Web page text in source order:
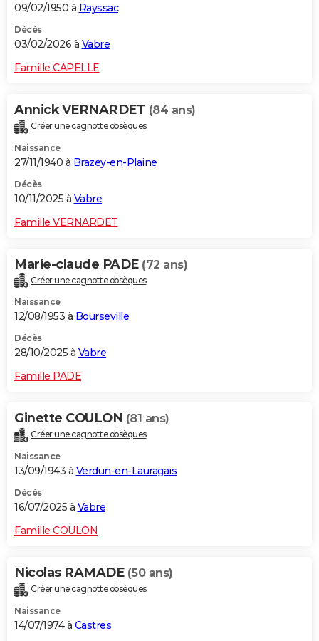
09/02/1950 à Rayssac
Décès
03/02/2026 à Vabre
Famille CAPELLE
Annick VERNARDET (84 ans)
Créer une cagnotte obsèques
Naissance
27/11/1940 à Brazey-en-Plaine
Décès
10/11/2025 à Vabre
Famille VERNARDET
Marie-claude PADE (72 ans)
Créer une cagnotte obsèques
Naissance
12/08/1953 à Bourseville
Décès
28/10/2025 à Vabre
Famille PADE
Ginette COULON (81 ans)
Créer une cagnotte obsèques
Naissance
13/09/1943 à Verdun-en-Lauragais
Décès
16/07/2025 à Vabre
Famille COULON
Nicolas RAMADE (50 ans)
Créer une cagnotte obsèques
Naissance
14/07/1974 à Castres